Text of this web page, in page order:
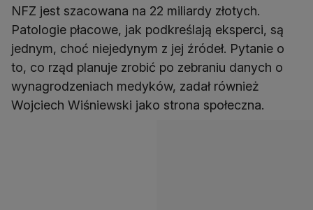
NFZ jest szacowana na 22 miliardy złotych.
Patologie płacowe, jak podkreślają eksperci, są
jednym, choć niejedynym z jej źródeł. Pytanie o
to, co rząd planuje zrobić po zebraniu danych o
wynagrodzeniach medyków, zadał również
Wojciech Wiśniewski jako strona społeczna.